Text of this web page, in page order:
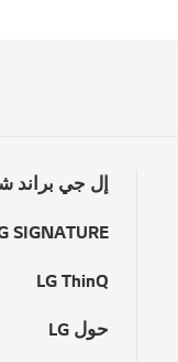
إل جي براند
SIGNATURE
LG ThinQ
حول LG